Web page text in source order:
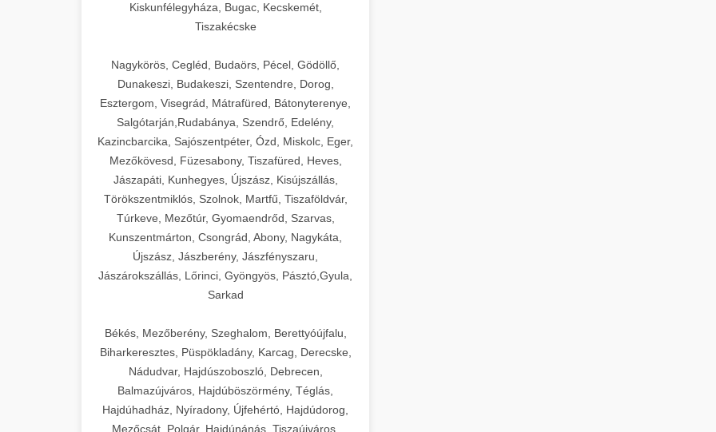
Kiskunfélegyháza, Bugac, Kecskemét,
Tiszakécske
Nagykörös, Cegléd, Budaörs, Pécel, Gödöllő,
Dunakeszi, Budakeszi, Szentendre, Dorog,
Esztergom, Visegrád, Mátrafüred, Bátonyterenye,
Salgótarján,Rudabánya, Szendrő, Edelény,
Kazincbarcika, Sajószentpéter, Ózd, Miskolc, Eger,
Mezőkövesd, Füzesabony, Tiszafüred, Heves,
Jászapáti, Kunhegyes, Újszász, Kisújszállás,
Törökszentmiklós, Szolnok, Martfű, Tiszaföldvár,
Túrkeve, Mezőtúr, Gyomaendrőd, Szarvas,
Kunszentmárton, Csongrád, Abony, Nagykáta,
Újszász, Jászberény, Jászfényszaru,
Jászárokszállás, Lőrinci, Gyöngyös, Pásztó,Gyula,
Sarkad
Békés, Mezőberény, Szeghalom, Berettyóújfalu,
Biharkeresztes, Püspökladány, Karcag, Derecske,
Nádudvar, Hajdúszoboszló, Debrecen,
Balmazújváros, Hajdúböszörmény, Téglás,
Hajdúhadház, Nyíradony, Újfehértó, Hajdúdorog,
Mezőcsát, Polgár, Hajdúnánás, Tiszaújváros,